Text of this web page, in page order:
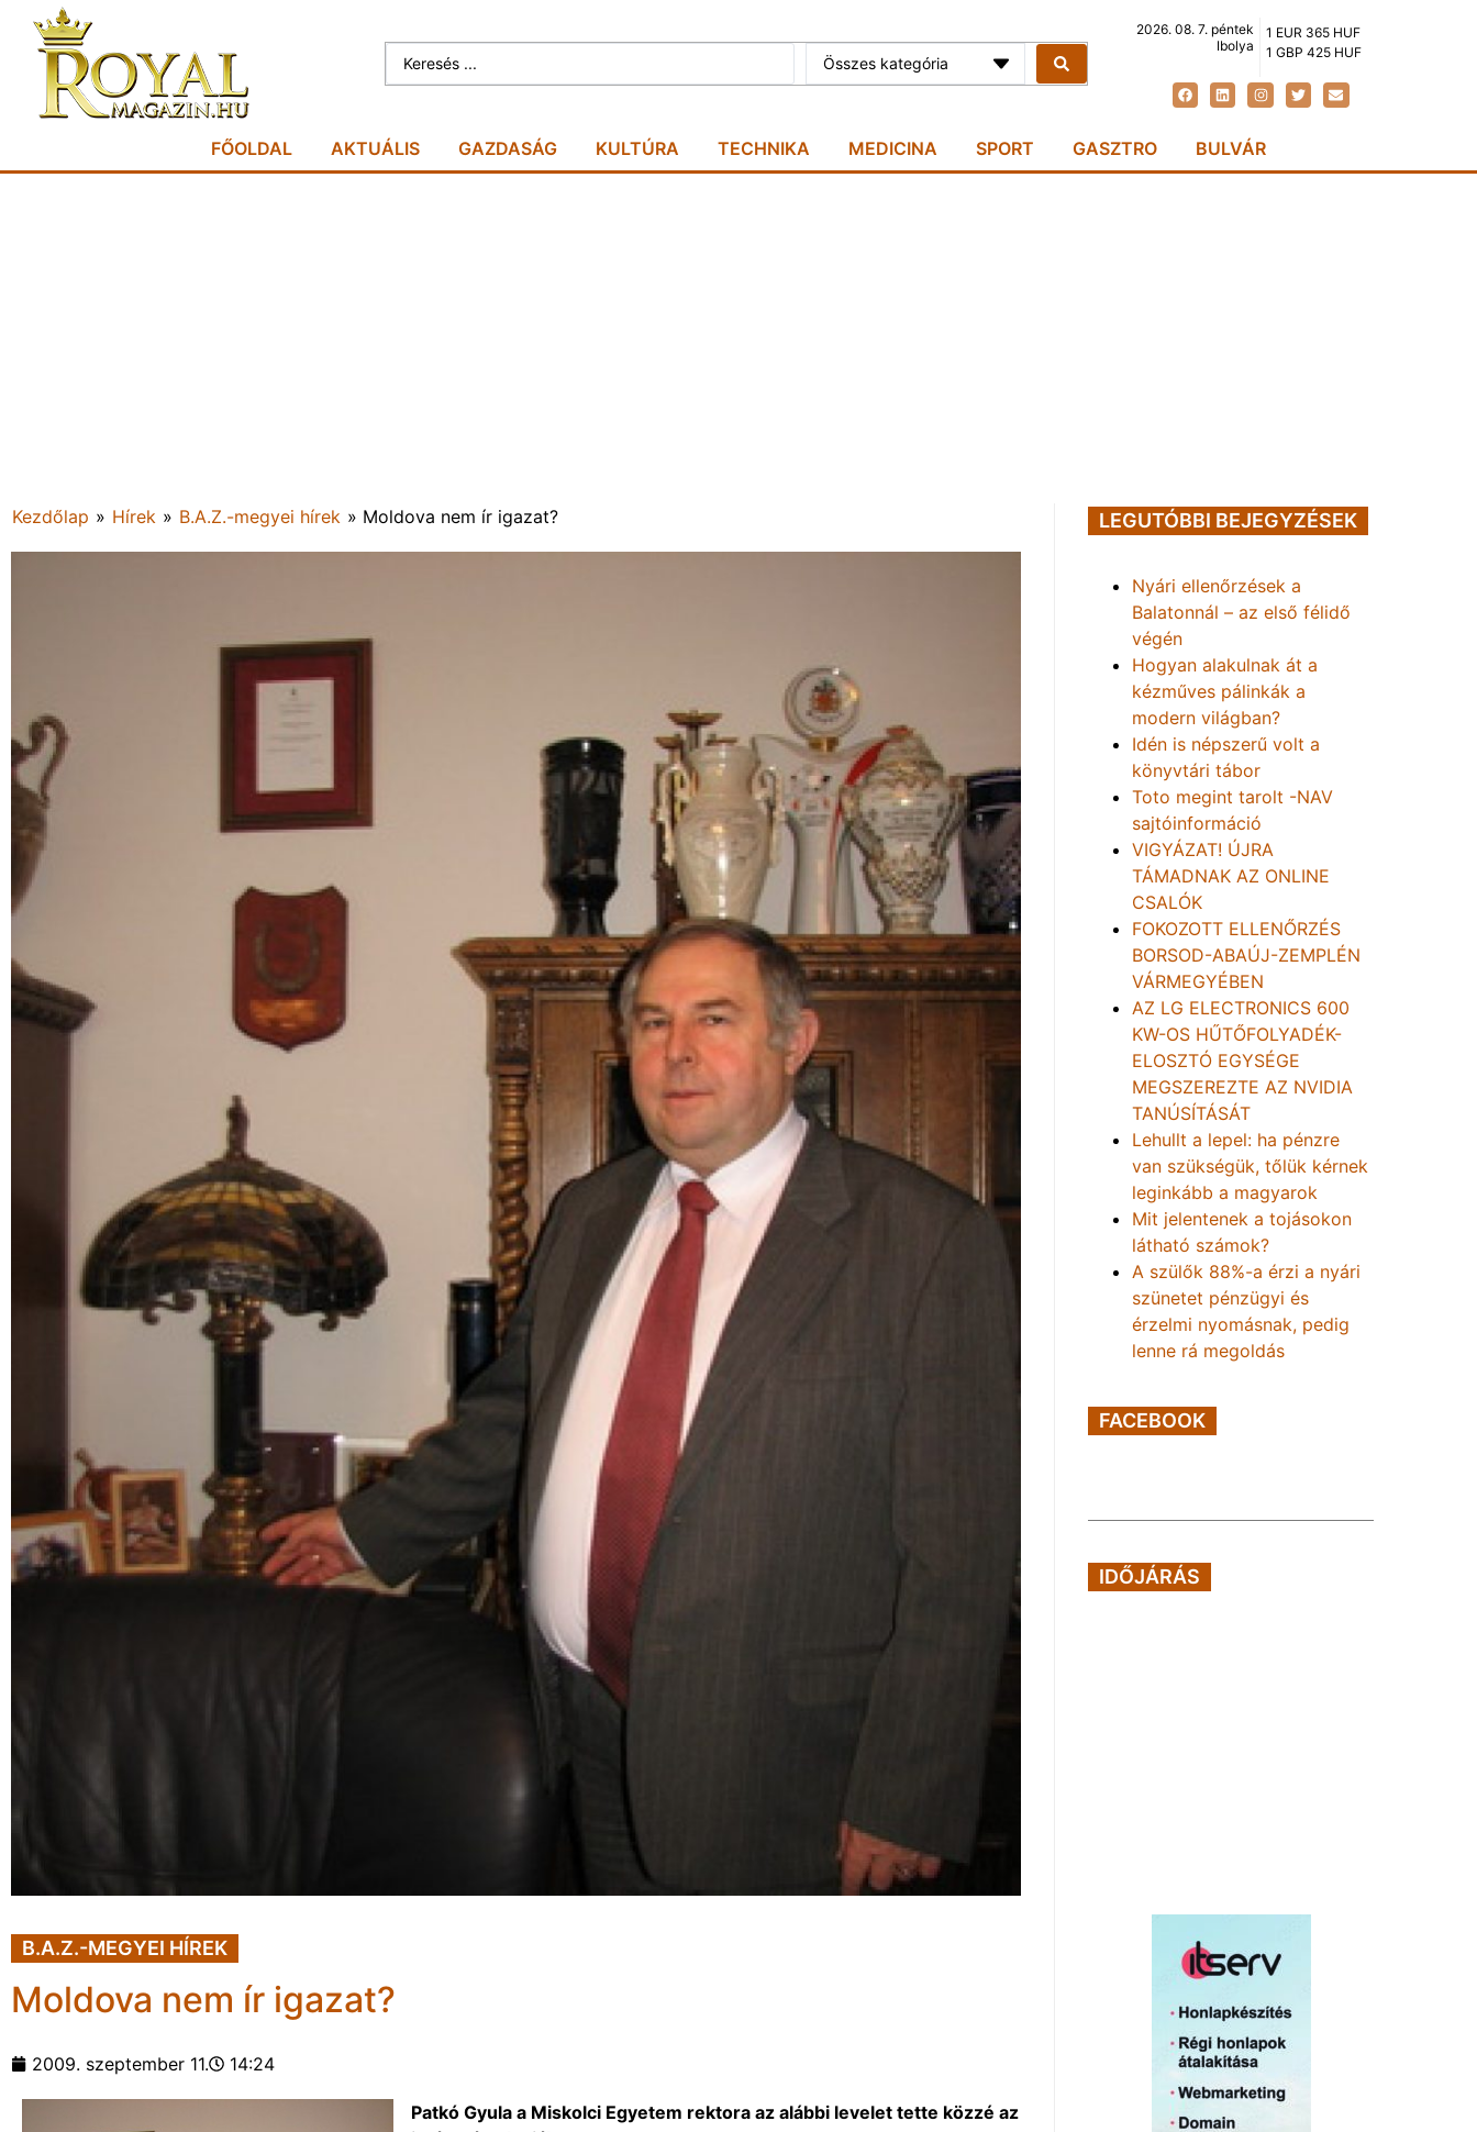
Összes kategória
2026. 08. 7. péntek
Ibolya
1 EUR 365 HUF
1 GBP 425 HUF
FŐOLDAL AKTUÁLIS GAZDASÁG KULTÚRA TECHNIKA MEDICINA SPORT GASZTRO BULVÁR
Kezdőlap » Hírek » B.A.Z.-megyei hírek » Moldova nem ír igazat?
B.A.Z.-MEGYEI HÍREK
Moldova nem ír igazat?
2009. szeptember 11. 14:24
Patkó Gyula a Miskolci Egyetem rektora az alábbi levelet tette közzé az
LEGUTÓBBI BEJEGYZÉSEK
Nyári ellenőrzések a
Balatonnál – az első félidő
végén
Hogyan alakulnak át a
kézműves pálinkák a
modern világban?
Idén is népszerű volt a
könyvtári tábor
Toto megint tarolt -NAV
sajtóinformáció
VIGYÁZAT! ÚJRA
TÁMADNAK AZ ONLINE
CSALÓK
FOKOZOTT ELLENŐRZÉS
BORSOD-ABAÚJ-ZEMPLÉN
VÁRMEGYÉBEN
AZ LG ELECTRONICS 600
KW-OS HŰTŐFOLYADÉK-
ELOSZTÓ EGYSÉGE
MEGSZEREZTE AZ NVIDIA
TANÚSÍTÁSÁT
Lehullt a lepel: ha pénzre
van szükségük, tőlük kérnek
leginkább a magyarok
Mit jelentenek a tojásokon
látható számok?
A szülők 88%-a érzi a nyári
szünetet pénzügyi és
érzelmi nyomásnak, pedig
lenne rá megoldás
FACEBOOK
IDŐJÁRÁS